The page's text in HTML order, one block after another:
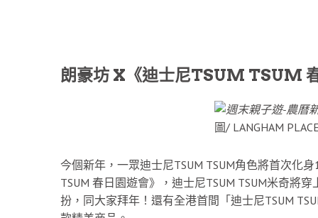
朗豪坊 X《迪士尼TSUM TSUM
圖/ LANGHAM
今個新年，一眾迪士尼TSUM TSUM角色將首次化
TSUM 春日園遊會》，迪士尼TSUM TSUM米奇將
扮，同大家拜年！還有全港首間「迪士尼TSUM